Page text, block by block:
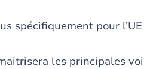
spécifiquement pour
les principales